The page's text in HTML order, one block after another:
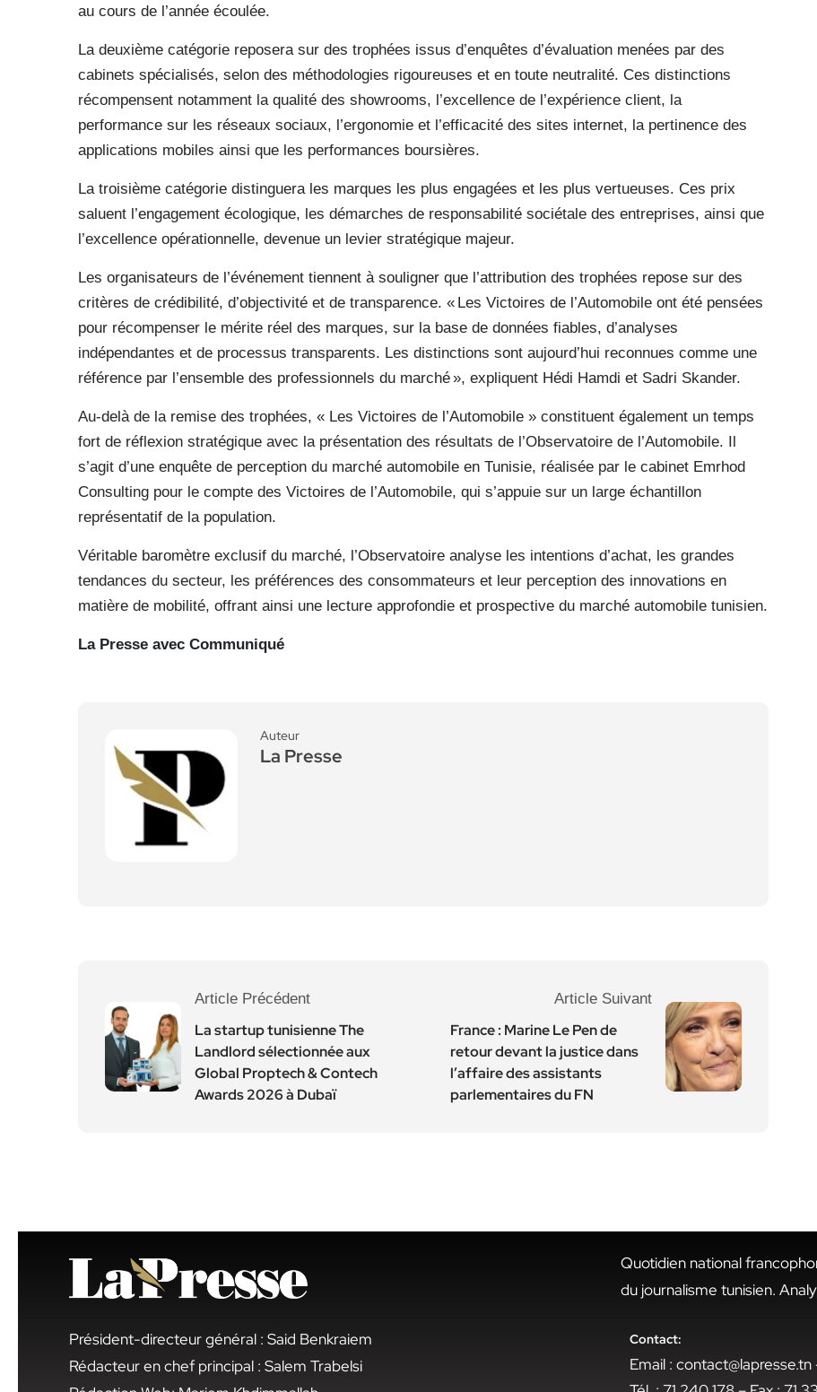
au cours de l’année écoulée.
La deuxième catégorie reposera sur des trophées issus d’enquêtes d’évaluation menées par des
cabinets spécialisés, selon des méthodologies rigoureuses et en toute neutralité. Ces distinctions
récompensent notamment la qualité des showrooms, l’excellence de l’expérience client, la
performance sur les réseaux sociaux, l’ergonomie et l’efficacité des sites internet, la pertinence des
applications mobiles ainsi que les performances boursières.
La troisième catégorie distinguera les marques les plus engagées et les plus vertueuses. Ces prix
saluent l’engagement écologique, les démarches de responsabilité sociétale des entreprises, ainsi que
l’excellence opérationnelle, devenue un levier stratégique majeur.
Les organisateurs de l’événement tiennent à souligner que l’attribution des trophées repose sur des
critères de crédibilité, d’objectivité et de transparence. « Les Victoires de l’Automobile ont été pensées
pour récompenser le mérite réel des marques, sur la base de données fiables, d’analyses
indépendantes et de processus transparents. Les distinctions sont aujourd’hui reconnues comme une
référence par l’ensemble des professionnels du marché », expliquent Hédi Hamdi et Sadri Skander.
Au-delà de la remise des trophées, « Les Victoires de l’Automobile » constituent également un temps
fort de réflexion stratégique avec la présentation des résultats de l’Observatoire de l’Automobile. Il
s’agit d’une enquête de perception du marché automobile en Tunisie, réalisée par le cabinet Emrhod
Consulting pour le compte des Victoires de l’Automobile, qui s’appuie sur un large échantillon
représentatif de la population.
Véritable baromètre exclusif du marché, l’Observatoire analyse les intentions d’achat, les grandes
tendances du secteur, les préférences des consommateurs et leur perception des innovations en
matière de mobilité, offrant ainsi une lecture approfondie et prospective du marché automobile tunisien.
La Presse avec Communiqué
Auteur
La Presse
Article Précédent
La startup tunisienne The
Landlord sélectionnée aux
Global Proptech & Contech
Awards 2026 à Dubaï
Article Suivant
France : Marine Le Pen de
retour devant la justice dans
l’affaire des assistants
parlementaires du FN
Président-directeur général : Said Benkraiem
Rédacteur en chef principal : Salem Trabelsi
Quotidien national
du journalisme tunisien.
Contact:
Email :